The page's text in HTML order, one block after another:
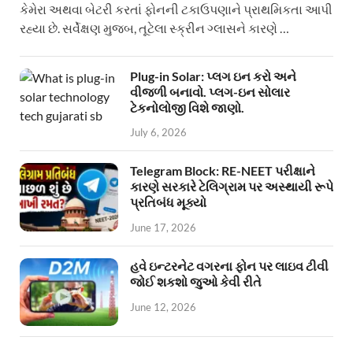
કેમેરા અથવા બેટરી કરતાં ફોનની ટકાઉપણાને પ્રાથમિકતા આપી
રહ્યા છે. સર્વેક્ષણ મુજબ, તૂટેલા સ્ક્રીન ગ્લાસને કારણે …
Plug-in Solar: પ્લગ ઇન કરો અને
વીજળી બનાવો. પ્લગ-ઇન સોલાર
ટેકનોલોજી વિશે જાણો.
July 6, 2026
Telegram Block: RE-NEET પરીક્ષાને
કારણે સરકારે ટેલિગ્રામ પર અસ્થાયી રૂપે
પ્રતિબંધ મૂક્યો
June 17, 2026
હવે ઇન્ટરનેટ વગરના ફોન પર લાઇવ ટીવી
જોઈ શકશો જુઓ કેવી રીતે
June 12, 2026